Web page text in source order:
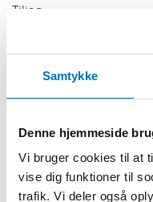
Samtykke
Denne hjemmeside
Vi bruger cookies til at
vise dig funktioner til
trafik. Vi deler også
Tilioq.
9. Rapportering till FN,
samlingssidaför
14:00 Presentationsrunda
14:15 Genomgång
FN
Mötesdeltagarna från